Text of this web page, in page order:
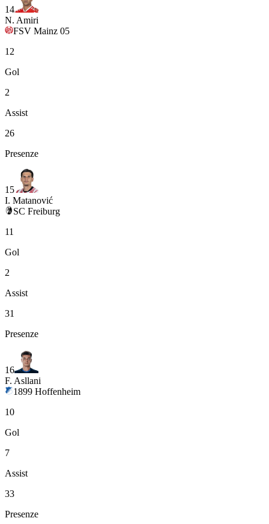
14
N. Amiri
FSV Mainz 05
12
Gol
2
Assist
26
Presenze
15
I. Matanović
SC Freiburg
11
Gol
2
Assist
31
Presenze
16
F. Asllani
1899 Hoffenheim
10
Gol
7
Assist
33
Presenze